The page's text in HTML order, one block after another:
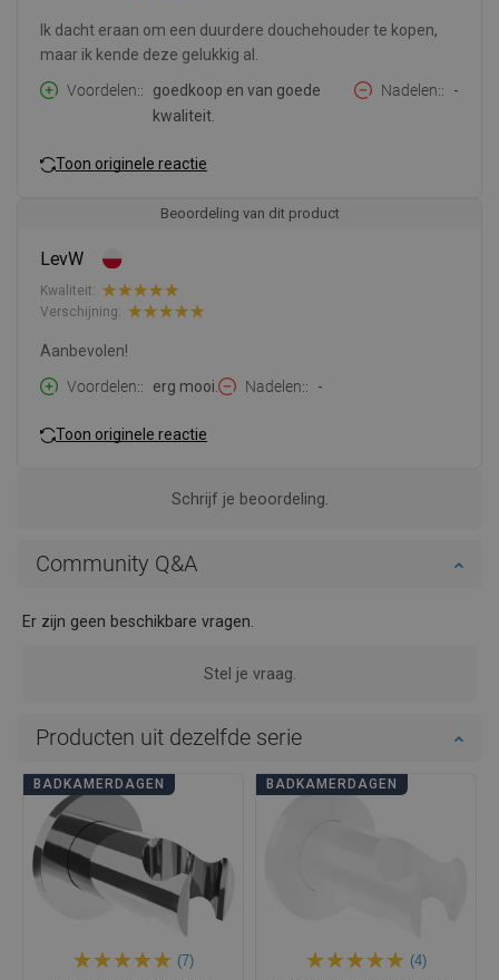
Ik dacht eraan om een duurdere douchehouder te kopen,
maar ik kende deze gelukkig al.
Voordelen:
goedkoop en van goede
kwaliteit.
Nadelen: -
Toon originele reactie
Beoordeling van dit product
LevW
Kwaliteit:
Verschijning:
Aanbevolen!
Voordelen:
erg mooi. Nadelen: -
Toon originele reactie
Schrijf je beoordeling.
Community Q&A
Er zijn geen beschikbare vragen.
Stel je vraag.
Producten uit dezelfde serie
BADKAMERDAGEN
(7)
BADKAMERDAGEN
(4)